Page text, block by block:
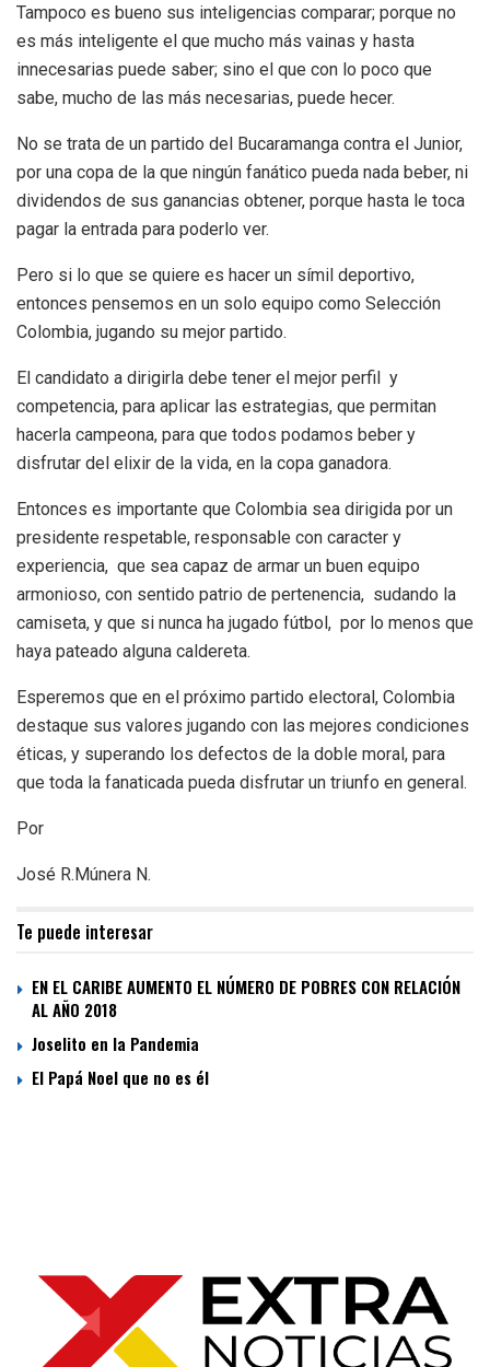
Tampoco es bueno sus inteligencias comparar; porque no
es más inteligente el que mucho más vainas y hasta
innecesarias puede saber; sino el que con lo poco que
sabe, mucho de las más necesarias, puede hecer.
No se trata de un partido del Bucaramanga contra el Junior,
por una copa de la que ningún fanático pueda nada beber, ni
dividendos de sus ganancias obtener, porque hasta le toca
pagar la entrada para poderlo ver.
Pero si lo que se quiere es hacer un símil deportivo,
entonces pensemos en un solo equipo como Selección
Colombia, jugando su mejor partido.
El candidato a dirigirla debe tener el mejor perfil y
competencia, para aplicar las estrategias, que permitan
hacerla campeona, para que todos podamos beber y
disfrutar del elixir de la vida, en la copa ganadora.
Entonces es importante que Colombia sea dirigida por un
presidente respetable, responsable con caracter y
experiencia, que sea capaz de armar un buen equipo
armonioso, con sentido patrio de pertenencia, sudando la
camiseta, y que si nunca ha jugado fútbol, por lo menos que
haya pateado alguna caldereta.
Esperemos que en el próximo partido electoral, Colombia
destaque sus valores jugando con las mejores condiciones
éticas, y superando los defectos de la doble moral, para
que toda la fanaticada pueda disfrutar un triunfo en general.
Por
José R.Múnera N.
Te puede interesar
EN EL CARIBE AUMENTO EL NÚMERO DE POBRES CON RELACIÓN
AL AÑO 2018
Joselito en la Pandemia
El Papá Noel que no es él